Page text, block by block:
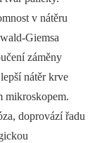
v nátěru
Giemsa
záměny
nátěr krve
mikroskopem.
doprovází řadu